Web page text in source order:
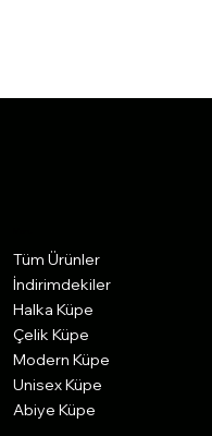
Tüm Ürünler
İndirimdekiler
Halka Küpe
Çelik Küpe
Modern Küpe
Unisex Küpe
Abiye Küpe